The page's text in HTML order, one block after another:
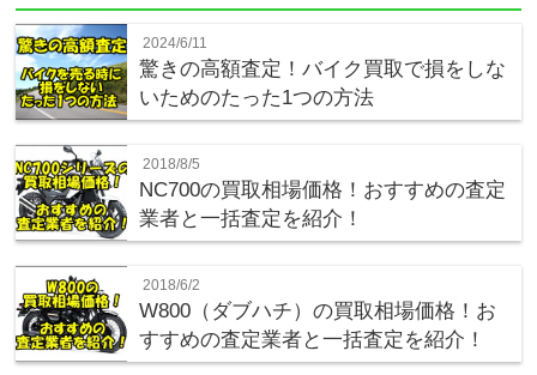
2024/6/11
驚きの高額査定！バイク買取で損をしな
いためのたった1つの方法
2018/8/5
NC700の買取相場価格！おすすめの査定
業者と一括査定を紹介！
2018/6/2
W800（ダブハチ）の買取相場価格！お
すすめの査定業者と一括査定を紹介！